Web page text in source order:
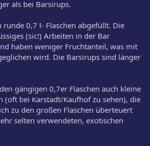
als bei Barsirups.
0,7 l- Flaschen abgefüllt. Die
(sic!) Arbeiten in der Bar
haben weniger Fruchtanteil, was mit
wird. Die Barsirups sind länger
gängigen 0,7er Flaschen auch kleine
(oft bei Karstadt/Kaufhof zu sehen), die
zu den großen Flaschen überteuert
selten verwendeten, exotischen